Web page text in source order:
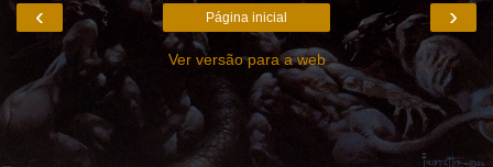
‹ ›
Página inicial
Ver versão para a web